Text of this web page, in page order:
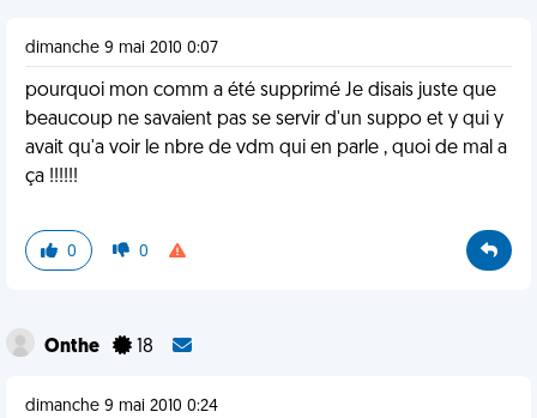
dimanche 9 mai 2010 0:07
pourquoi mon comm a été supprimé Je disais juste que
beaucoup ne savaient pas se servir d'un suppo et y qui y
avait qu'a voir le nbre de vdm qui en parle , quoi de mal a
ça !!!!!!
0 0
Onthe 18
dimanche 9 mai 2010 0:24